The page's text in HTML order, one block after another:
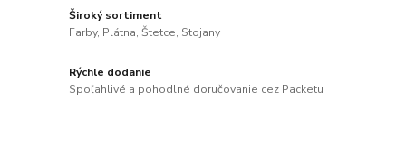
Široký sortiment
Farby, Plátna, Štetce, Stojany
Rýchle dodanie
Spoľahlivé a pohodlné doručovanie cez Packetu